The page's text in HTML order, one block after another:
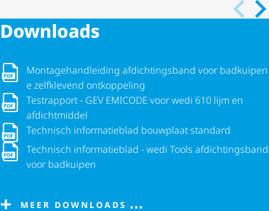
Downloads
Monta­ge­hand­lei­ding afdich­tings­band voor badkuipen
e zelfklevend ontkoppeling
Monta­ge­hand­lei­ding afdich­tings­band voor badkuipen e
Testrapport - GEV EMICODE voor wedi 610 lijm en
afdichtmiddel
Testrapport - GEV EMICODE voor wedi 610 lijm en
Technisch informatieblad bouwplaat standard
Technisch informatieblad bouwplaat standard
Technisch informatieblad - wedi Tools afdich­tings­band
voor badkuipen
Technisch informatieblad - wedi Tools afdich­tings­band voor
MEER DOWNLOADS